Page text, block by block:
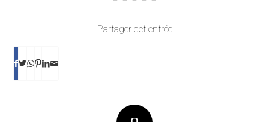
Partager cet entrée